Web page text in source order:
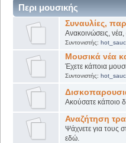
Περι μουσικής
Συναυλίες,
Ανακοινώσεις, νέα,
Συντονιστής:
Μουσικά νέα
Έχετε κάποια
Συντονιστής:
Ακούσατε κάποιο
Αναζήτηση
Ψάχνετε για τους
εδώ.